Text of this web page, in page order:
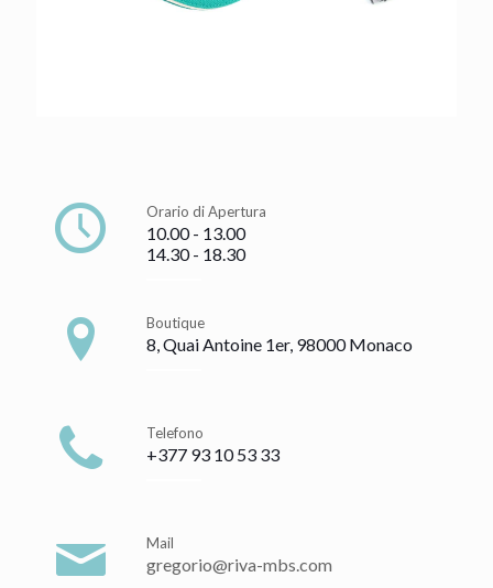
Orario di Apertura
10.00 - 13.00
14.30 - 18.30
Boutique
8, Quai Antoine 1er, 98000 Monaco
Telefono
+377 93 10 53 33
Mail
gregorio@riva-mbs.com